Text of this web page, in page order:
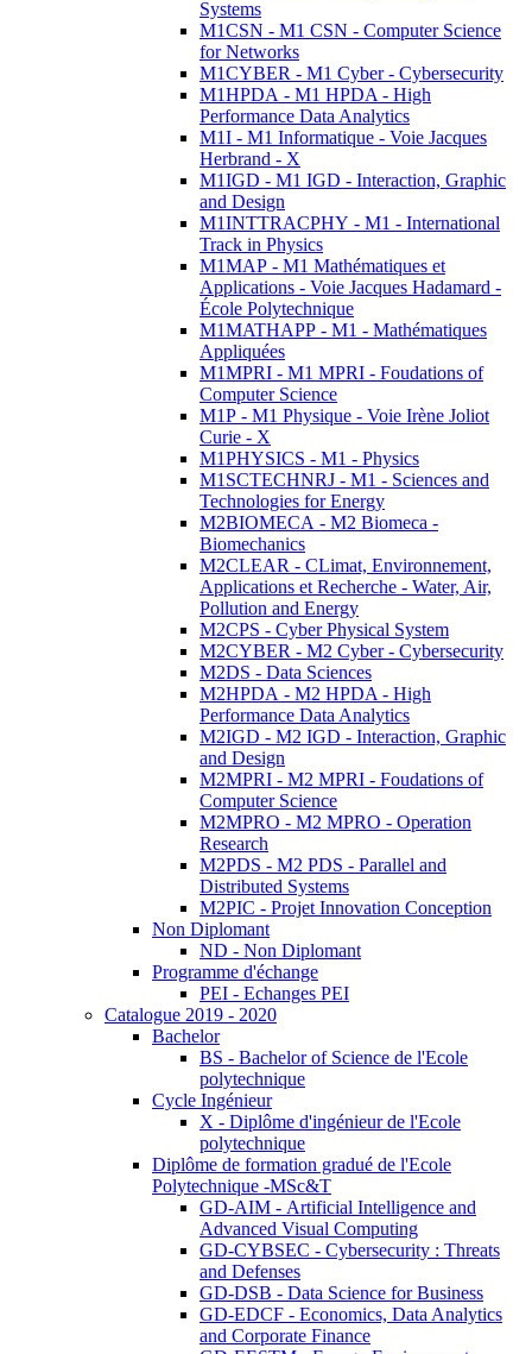
Systems
M1CSN - M1 CSN - Computer Science
for Networks
M1CYBER - M1 Cyber - Cybersecurity
M1HPDA - M1 HPDA - High
Performance Data Analytics
M1I - M1 Informatique - Voie Jacques
Herbrand - X
M1IGD - M1 IGD - Interaction, Graphic
and Design
M1INTTRACPHY - M1 - International
Track in Physics
M1MAP - M1 Mathématiques et
Applications - Voie Jacques Hadamard -
École Polytechnique
M1MATHAPP - M1 - Mathématiques
Appliquées
M1MPRI - M1 MPRI - Foudations of
Computer Science
M1P - M1 Physique - Voie Irène Joliot
Curie - X
M1PHYSICS - M1 - Physics
M1SCTECHNRJ - M1 - Sciences and
Technologies for Energy
M2BIOMECA - M2 Biomeca -
Biomechanics
M2CLEAR - CLimat, Environnement,
Applications et Recherche - Water, Air,
Pollution and Energy
M2CPS - Cyber Physical System
M2CYBER - M2 Cyber - Cybersecurity
M2DS - Data Sciences
M2HPDA - M2 HPDA - High
Performance Data Analytics
M2IGD - M2 IGD - Interaction, Graphic
and Design
M2MPRI - M2 MPRI - Foudations of
Computer Science
M2MPRO - M2 MPRO - Operation
Research
M2PDS - M2 PDS - Parallel and
Distributed Systems
M2PIC - Projet Innovation Conception
Non Diplomant
ND - Non Diplomant
Programme d'échange
PEI - Echanges PEI
Catalogue 2019 - 2020
Bachelor
BS - Bachelor of Science de l'Ecole
polytechnique
Cycle Ingénieur
X - Diplôme d'ingénieur de l'Ecole
polytechnique
Diplôme de formation gradué de l'Ecole
Polytechnique -MSc&T
GD-AIM - Artificial Intelligence and
Advanced Visual Computing
GD-CYBSEC - Cybersecurity : Threats
and Defenses
GD-DSB - Data Science for Business
GD-EDCF - Economics, Data Analytics
and Corporate Finance